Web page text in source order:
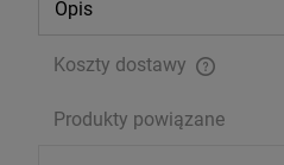
Opis
Koszty dostawy
Produkty powiązane